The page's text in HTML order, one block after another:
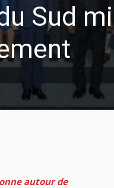
Sud
autour de